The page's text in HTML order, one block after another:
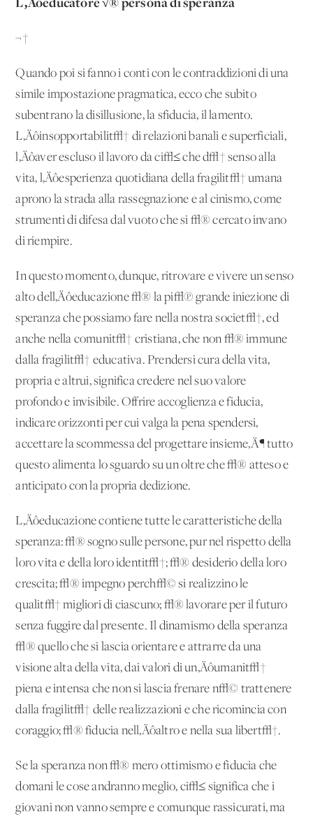
¬†
Quando poi si fanno i conti con le contraddizioni di una
simile impostazione pragmatica, ecco che subito
subentrano la disillusione, la sfiducia, il lamento.
L‚Äôinsopportabilit√† di relazioni banali e superficiali,
l‚Äôaver escluso il lavoro da ci√≤ che d√† senso alla
vita, l‚Äôesperienza quotidiana della fragilit√† umana
aprono la strada alla rassegnazione e al cinismo, come
strumenti di difesa dal vuoto che si √® cercato invano
di riempire.
In questo momento, dunque, ritrovare e vivere un senso
alto dell‚Äôeducazione √® la pi√π grande iniezione di
speranza che possiamo fare nella nostra societ√†, ed
anche nella comunit√† cristiana, che non √® immune
dalla fragilit√† educativa. Prendersi cura della vita,
propria e altrui, significa credere nel suo valore
profondo e invisibile. Offrire accoglienza e fiducia,
indicare orizzonti per cui valga la pena spendersi,
accettare la scommessa del progettare insieme‚Ä¶ tutto
questo alimenta lo sguardo su un oltre che √® atteso e
anticipato con la propria dedizione.
L‚Äôeducazione contiene tutte le caratteristiche della
speranza: √® sogno sulle persone, pur nel rispetto della
loro vita e della loro identit√†; √® desiderio della loro
crescita; √® impegno perch√© si realizzino le
qualit√† migliori di ciascuno; √® lavorare per il futuro
senza fuggire dal presente. Il dinamismo della speranza
√® quello che si lascia orientare e attrarre da una
visione alta della vita, dai valori di un‚Äôumanit√†
piena e intensa che non si lascia frenare n√© trattenere
dalla fragilit√† delle realizzazioni e che ricomincia con
coraggio; √® fiducia nell‚Äôaltro e nella sua libert√†.
Se la speranza non √® mero ottimismo e fiducia che
domani le cose andranno meglio, ci√≤ significa che i
giovani non vanno sempre e comunque rassicurati, ma